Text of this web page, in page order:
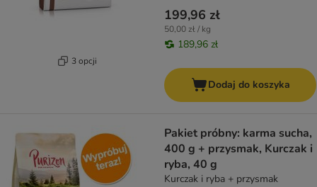
3 opcji
199,96 zł
50,00 zł / kg
189,96 zł
Dodaj do koszyka
Pakiet próbny: karma sucha,
400 g + przysmak, Kurczak i
ryba, 40 g
Kurczak i ryba + przysmak